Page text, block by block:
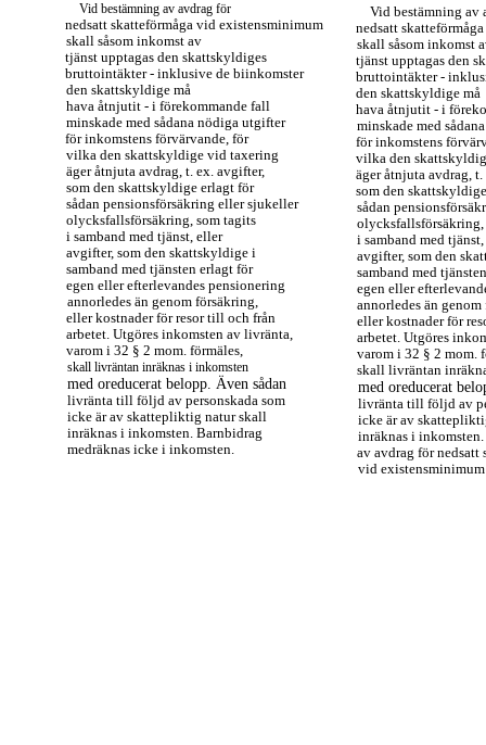
Vid bestämning av avdrag för
nedsatt skatteförmåga vid existensminimum
skall såsom inkomst av
tjänst upptagas den skattskyldiges
bruttointäkter - inklusive de biinkomster
den skattskyldige må
hava åtnjutit - i förekommande fall
minskade med sådana nödiga utgifter
för inkomstens förvärvande, för
vilka den skattskyldige vid taxering
äger åtnjuta avdrag, t. ex. avgifter,
som den skattskyldige erlagt för
sådan pensionsförsäkring eller sjukeller
olycksfallsförsäkring, som tagits
i samband med tjänst, eller
avgifter, som den skattskyldige i
samband med tjänsten erlagt för
egen eller efterlevandes pensionering
annorledes än genom försäkring,
eller kostnader för resor till och från
arbetet. Utgöres inkomsten av livränta,
varom i 32 § 2 mom. förmäles,
skall livräntan inräknas i inkomsten
med oreducerat belopp. Även sådan
livränta till följd av personskada som
icke är av skattepliktig natur skall
inräknas i inkomsten. Barnbidrag
medräknas icke i inkomsten.
Vid bestämning av
nedsatt
skall såsom inkomst
tjänst upptagas den
bruttointäkter -
den skattskyldige må
hava åtnjutit - i
minskade med
för inkomstens
vilka den
äger åtnjuta avdrag,
som den
sådan
olycksfallsförsäkring,
i samband med
avgifter, som den
samband med
egen eller
annorledes än
eller kostnader för
arbetet. Utgöres
varom i 32 § 2 mom.
skall livräntan
med oreducerat
livränta till följd av
icke är av
inräknas i
av avdrag för nedsatt
vid